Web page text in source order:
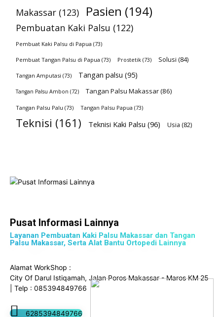
Makassar (123) Pasien (194)
Pembuatan Kaki Palsu (122)
Pembuat Kaki Palsu di Papua (73)
Pembuat Tangan Palsu di Papua (73) Prostetik (73) Solusi (84)
Tangan Amputasi (73) Tangan palsu (95)
Tangan Palsu Ambon (72) Tangan Palsu Makassar(86)
Tangan Palsu Palu (73) Tangan Palsu Papua (73)
Teknisi (161) Teknisi Kaki Palsu (96) Usia (82)
Pusat Informasi Lainnya
Layanan Pembuatan Kaki Palsu Makassar dan Tangan
Palsu Makassar, Serta Alat Bantu Ortopedi Lainnya
Alamat WorkShop :
City Of Darul Istiqamah, Jalan Poros Makassar - Maros KM 25
| Telp : 085394849766
6285394849766